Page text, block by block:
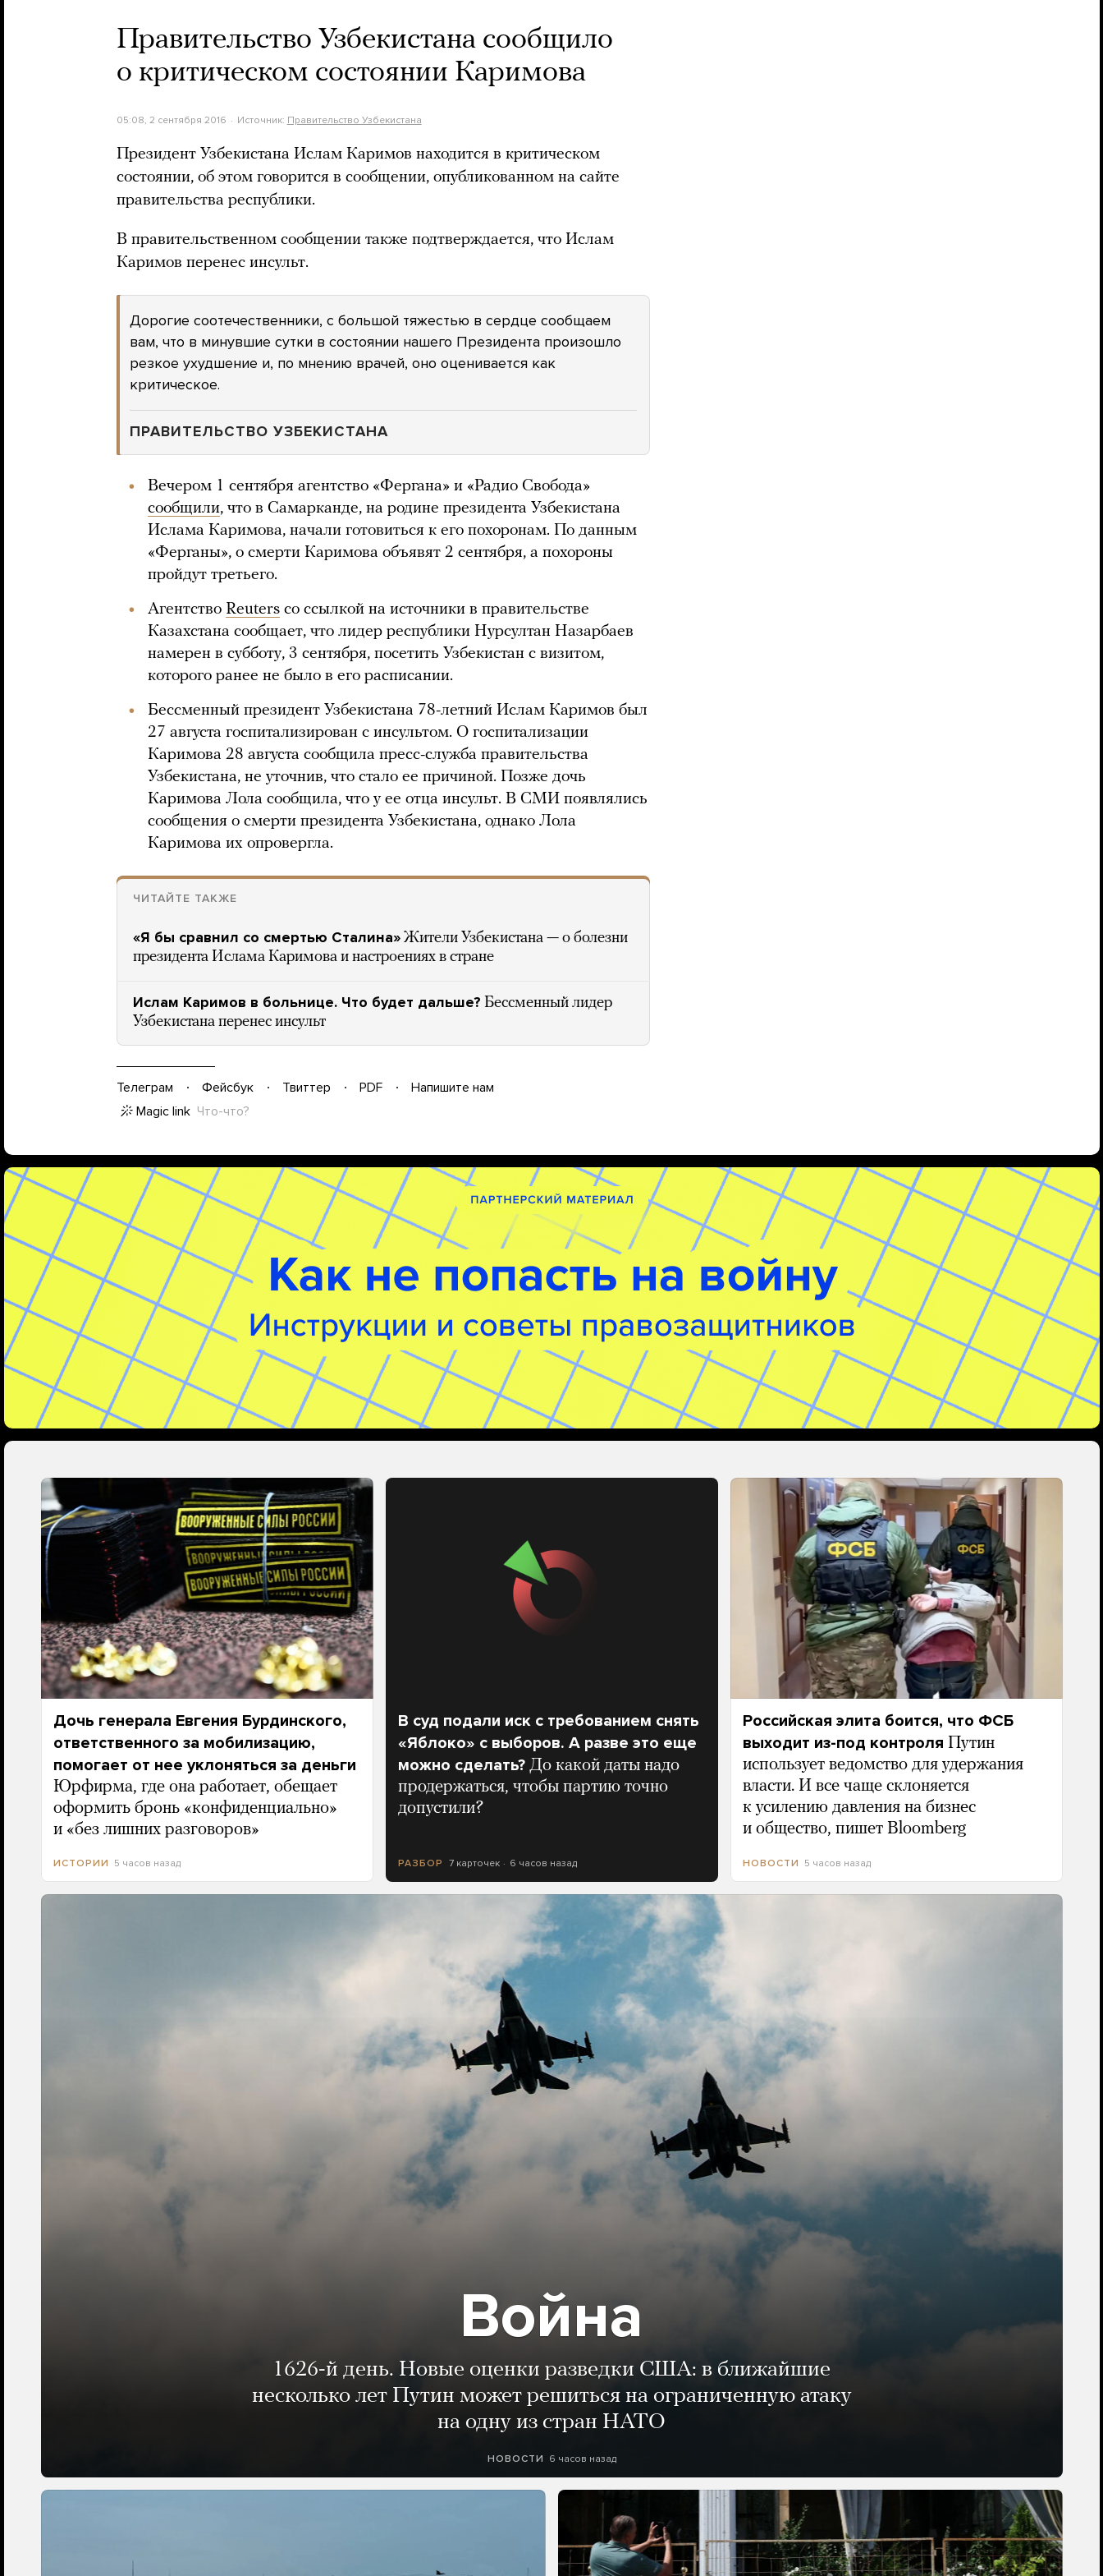
Правительство Узбекистана сообщило
о критическом состоянии Каримова
05:08, 2 сентября 2016 Источник: Правительство Узбекистана
Президент Узбекистана Ислам Каримов находится в критическом
состоянии, об этом говорится в сообщении, опубликованном на сайте
правительства республики.
В правительственном сообщении также подтверждается, что Ислам
Каримов перенес инсульт.
Дорогие соотечественники, с большой тяжестью в сердце сообщаем
вам, что в минувшие сутки в состоянии нашего Президента произошло
резкое ухудшение и, по мнению врачей, оно оценивается как
критическое.
ПРАВИТЕЛЬСТВО УЗБЕКИСТАНА
Вечером 1 сентября агентство «Фергана» и «Радио Свобода»
сообщили, что в Самарканде, на родине президента Узбекистана
Ислама Каримова, начали готовиться к его похоронам. По данным
«Ферганы», о смерти Каримова объявят 2 сентября, а похороны
пройдут третьего.
Агентство Reuters со ссылкой на источники в правительстве
Казахстана сообщает, что лидер республики Нурсултан Назарбаев
намерен в субботу, 3 сентября, посетить Узбекистан с визитом,
которого ранее не было в его расписании.
Бессменный президент Узбекистана 78-летний Ислам Каримов был
27 августа госпитализирован с инсультом. О госпитализации
Каримова 28 августа сообщила пресс-служба правительства
Узбекистана, не уточнив, что стало ее причиной. Позже дочь
Каримова Лола сообщила, что у ее отца инсульт. В СМИ появлялись
сообщения о смерти президента Узбекистана, однако Лола
Каримова их опровергла.
ЧИТАЙТЕ ТАКЖЕ
«Я бы сравнил со смертью Сталина» Жители Узбекистана — о болезни
президента Ислама Каримова и настроениях в стране
Ислам Каримов в больнице. Что будет дальше? Бессменный лидер
Узбекистана перенес инсульт
Телеграм Фейсбук Твиттер PDF
Напишите нам
Magic link Что-что?
Дочь генерала Евгения Бурдинского,
ответственного за мобилизацию,
помогает от нее уклоняться за деньги
Юрфирма, где она работает, обещает
оформить бронь «конфиденциально»
и «без лишних разговоров»
ИСТОРИИ 5 часов назад
В суд подали иск с требованием снять
«Яблоко» с выборов. А разве это еще
можно сделать? До какой даты надо
продержаться, чтобы партию точно
допустили?
РАЗБОР 7 карточек 6 часов назад
Российская элита боится, что ФСБ
выходит из-под контроля Путин
использует ведомство для удержания
власти. И все чаще склоняется
к усилению давления на бизнес
и общество, пишет Bloomberg
НОВОСТИ 5 часов назад
Война
1626-й день. Новые оценки разведки США: в ближайшие
несколько лет Путин может решиться на ограниченную атаку
на одну из стран НАТО
НОВОСТИ 6 часов назад